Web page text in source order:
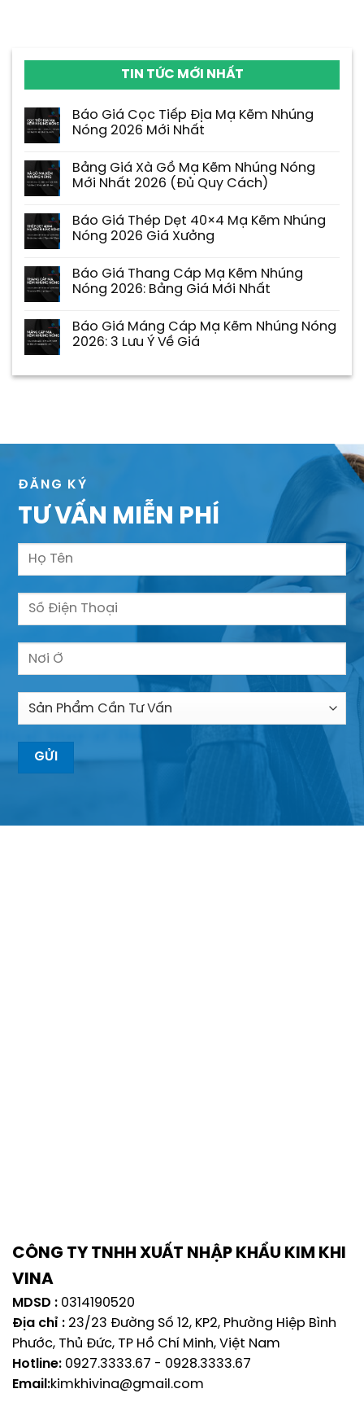
TIN TỨC MỚI NHẤT
Báo Giá Cọc Tiếp Địa Mạ Kẽm Nhúng
Nóng 2026 Mới Nhất
Bảng Giá Xà Gồ Mạ Kẽm Nhúng Nóng
Mới Nhất 2026 (Đủ Quy Cách)
Báo Giá Thép Dẹt 40×4 Mạ Kẽm Nhúng
Nóng 2026 Giá Xưởng
Báo Giá Thang Cáp Mạ Kẽm Nhúng
Nóng 2026: Bảng Giá Mới Nhất
Báo Giá Máng Cáp Mạ Kẽm Nhúng Nóng
2026: 3 Lưu Ý Về Giá
ĐĂNG KÝ
TƯ VẤN MIỄN PHÍ
CÔNG TY TNHH XUẤT NHẬP KHẨU KIM KHI
VINA
MDSD : 0314190520
Địa chỉ : 23/23 Đường Số 12, KP2, Phường Hiệp Bình
Phước, Thủ Đức, TP Hồ Chí Minh, Việt Nam
Hotline: 0927.3333.67 - 0928.3333.67
Email:kimkhivina@gmail.com